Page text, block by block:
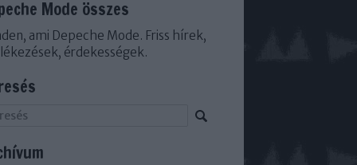
Mode összes
ami Depeche Mode. Friss hírek,
érdekességek.